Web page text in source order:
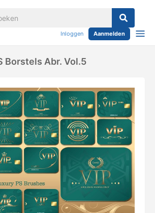
Inloggen Aanmelden
Borstels Abr. Vol.5